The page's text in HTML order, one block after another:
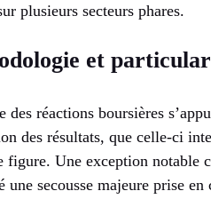
plusieurs secteurs phares.
et
des réactions boursières
des résultats, que celle-ci
figure. Une exception notable
une secousse majeure prise